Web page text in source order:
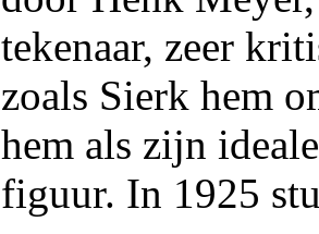
tekenaar, zeer
zoals Sierk hem
hem als zijn
figuur. In 1925